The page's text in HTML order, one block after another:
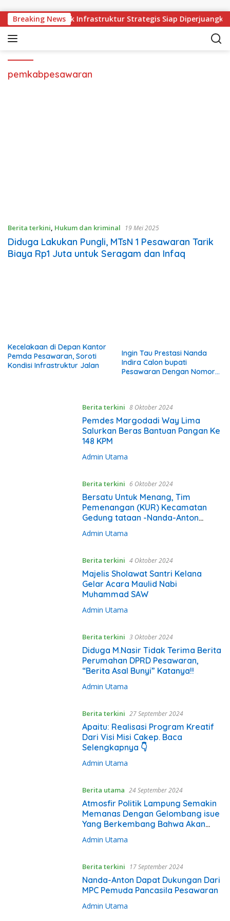
Breaking News
Tiga Proyek Infrastruktur Strategis Siap Diperjuangkan.
pemkabpesawaran
Berita terkini, Hukum dan kriminal 19 Mei 2025
Diduga Lakukan Pungli, MTsN 1 Pesawaran Tarik
Biaya Rp1 Juta untuk Seragam dan Infaq
Kecelakaan di Depan Kantor
Pemda Pesawaran, Soroti
Kondisi Infrastruktur Jalan
Ingin Tau Prestasi Nanda
Indira Calon bupati
Pesawaran Dengan Nomor
Berita terkini 8 Oktober 2024
Pemdes Margodadi Way Lima
Salurkan Beras Bantuan Pangan Ke
148 KPM
Admin Utama
Berita terkini 6 Oktober 2024
Bersatu Untuk Menang, Tim
Pemenangan (KUR) Kecamatan
Gedung tataan -Nanda-Anton
Admin Utama
Berita terkini 4 Oktober 2024
Majelis Sholawat Santri Kelana
Gelar Acara Maulid Nabi
Muhammad SAW
Admin Utama
Berita terkini 3 Oktober 2024
Diduga M.Nasir Tidak Terima Berita
Perumahan DPRD Pesawaran,
“Berita Asal Bunyi” Katanya!!
Admin Utama
Berita terkini 27 September 2024
Apaitu: Realisasi Program Kreatif
Dari Visi Misi Cakep. Baca
Selengkapnya 👇
Admin Utama
Berita utama 24 September 2024
Atmosfir Politik Lampung Semakin
Memanas Dengan Gelombang isue
Yang Berkembang Bahwa Akan
Dua??
Admin Utama
Berita terkini 17 September 2024
Nanda-Anton Dapat Dukungan Dari
MPC Pemuda Pancasila Pesawaran
Admin Utama